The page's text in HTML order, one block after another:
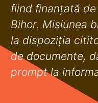
fiind finanţată
Bihor. Misiunea
la dispoziţia
de documente,
prompt la